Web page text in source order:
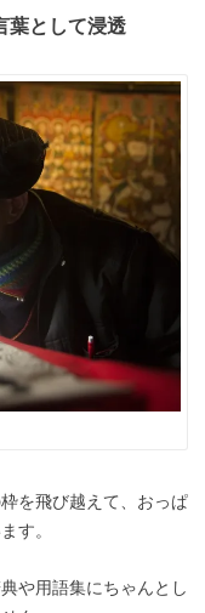
葉として浸透
を飛び越えて、おっぱ
す。
や用語集にちゃんとし